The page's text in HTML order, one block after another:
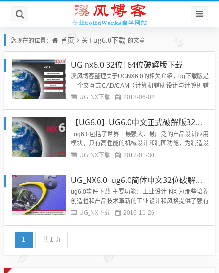
您现在的位置： 首页 关于ug6.0下载 的文章
UG nx6.0 32位|64位破解版下载
溪风博客整理关于UGNX6.0的相关介绍，ug下载版是
一个交互式CAD/CAM（计算机辅助设计与计算机辅
助制造）系统，它功能强大，可以轻松实现各种复杂
上的应用取得了迅猛的增长，目前已经成为模具行业
三维设计的...
UG_NX下载 2018-06-02
【UG6.0】UG6.0中文正式破解版32位|64位下载附破解文件
ug6.0包括了世界上最强大、最广泛的产品设计应用
模块，具有高性能的机械设计和制图功能，为制造设
计提供了高性能和灵活性，以满足客户设计任何复杂
计模块和其他行业设计所需的专业应用程序。...
UG_NX下载 2017-01-30
UG_NX6.0|ug6.0简体中文32位破解版软件免费下载
ug6.0软件下载 主要功能：工业设计 NX 为那些培养
创造性和产品技术革新的工业设计和风格提供了强有
力的解决方案。利用 NX建模，工业设计师能够迅速
UG_NX下载 2016-11-26
1 共 1 页